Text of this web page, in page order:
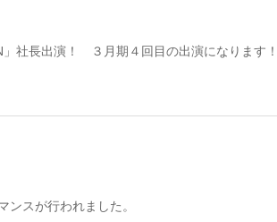
」社長出演！ ３月期４回目の出演になります
ンスが行われました。